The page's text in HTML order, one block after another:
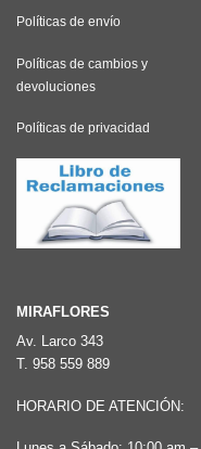
Políticas de envío
Políticas de cambios y
devoluciones
Políticas de privacidad
MIRAFLORES
Av. Larco 343
T. 958 559 889
HORARIO DE ATENCIÓN: